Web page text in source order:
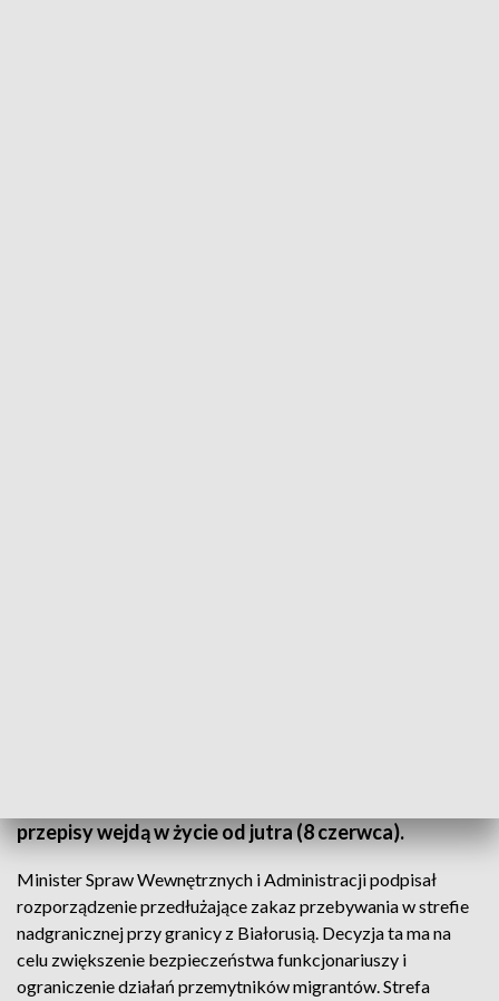
przepisy wejdą w życie od jutra (8 czerwca).
Minister Spraw Wewnętrznych i Administracji podpisał
rozporządzenie przedłużające zakaz przebywania w strefie
nadgranicznej przy granicy z Białorusią. Decyzja ta ma na
celu zwiększenie bezpieczeństwa funkcjonariuszy i
ograniczenie działań przemytników migrantów. Strefa